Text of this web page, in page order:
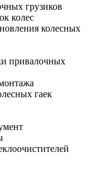
грузиков
колес
колесных
привалочных
гаек